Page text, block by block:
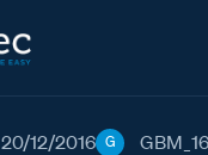
20/12/2016 G